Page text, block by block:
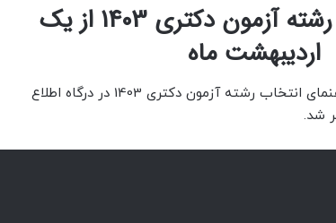
مهلت انتخاب رشته آزمون دکتری 1403 از یک
اردیبهشت ماه
به گزارش دادرسی؛دفترچه راهنمای انتخاب رشته آزمون دکتری 1403 در درگاه اطلاع
شد.